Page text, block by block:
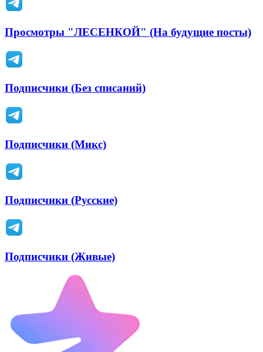
Просмотры "ЛЕСЕНКОЙ" (На будущие посты)
Подписчики (Без списаний)
Подписчики (Микс)
Подписчики (Русские)
Подписчики (Живые)